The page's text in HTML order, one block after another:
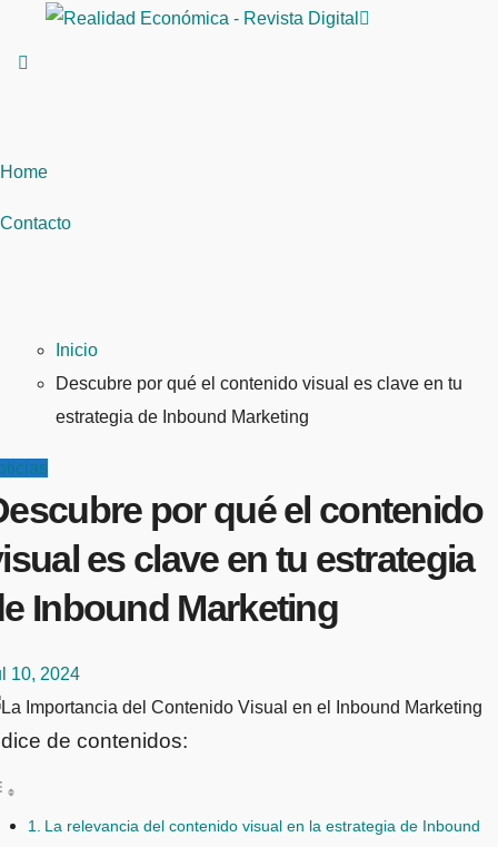
Home
Contacto
Inicio
Descubre por qué el contenido visual es clave en tu
estrategia de Inbound Marketing
por qué el contenido
es clave en tu estrategia
Inbound Marketing
10, 2024
de contenidos:
La relevancia del contenido visual en la estrategia de Inbound